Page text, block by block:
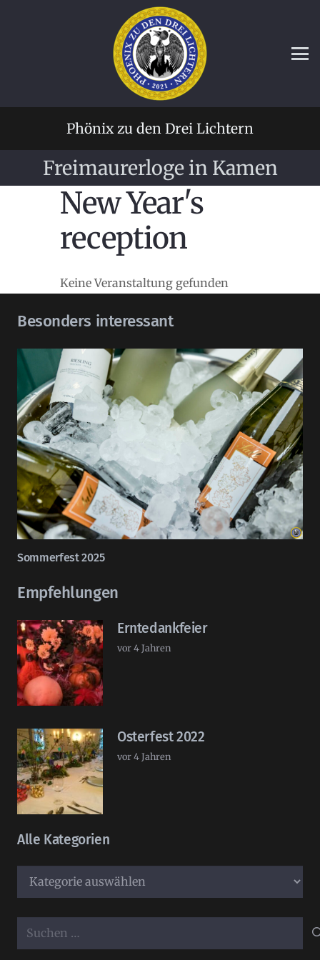
Phönix zu den Drei Lichtern
Freimaurerloge in Kamen
New Year's
reception
Keine Veranstaltung gefunden
Besonders interessant
Sommerfest 2025
Empfehlungen
Erntedankfeier
vor 4 Jahren
Osterfest 2022
vor 4 Jahren
Alle Kategorien
Alle
Kategorien
Suchen
nach: